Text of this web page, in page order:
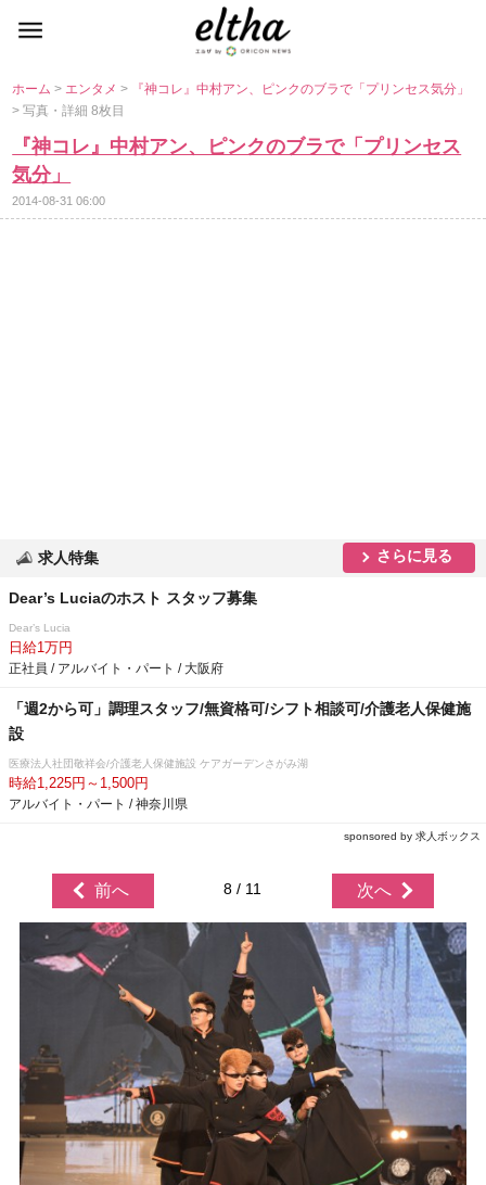
ホーム> エンタメ>
『神コレ』中村アン、ピンクのブラで「プリンセス気分」
> 写真・詳細 8枚目
『神コレ』中村アン、ピンクのブラで「プリンセス
気分」
2014-08-31 06:00
求人特集 さらに見る
Dear’s Luciaのホスト スタッフ募集
Dear’s Lucia
日給1万円
正社員 / アルバイト・パート / 大阪府
「週2から可」調理スタッフ/無資格可/シフト相談可/介護老人保健施
設
医療法人社団敬祥会/介護老人保健施設 ケアガーデンさがみ湖
時給1,225円～1,500円
アルバイト・パート / 神奈川県
sponsored by 求人ボックス
前へ 8 / 11 次へ